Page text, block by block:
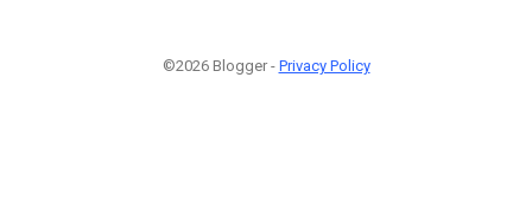
©2026 Blogger - Privacy Policy